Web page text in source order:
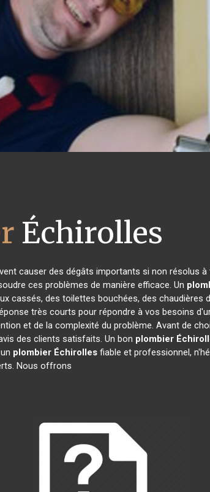
Échirolles
causer des dégâts importants si non résolus
ces problèmes de manière efficace. Un
cassés, des toilettes bouchées, des chaudières
très courts pour répondre à vos besoins
et de la complexité du problème. Avant de
des clients satisfaits. Un bon plombier
plombier Échirollesfiable et professionnel,
Nous offrons